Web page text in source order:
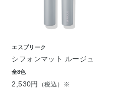
エスプリーク
シフォンマット ルージュ
全8色
2,530円 （税込）※